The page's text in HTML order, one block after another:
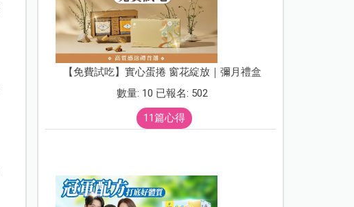
【免費試吃】實心蛋捲 窗花綻放｜彌月禮盒
數量: 10 已報名: 502
11篇心得